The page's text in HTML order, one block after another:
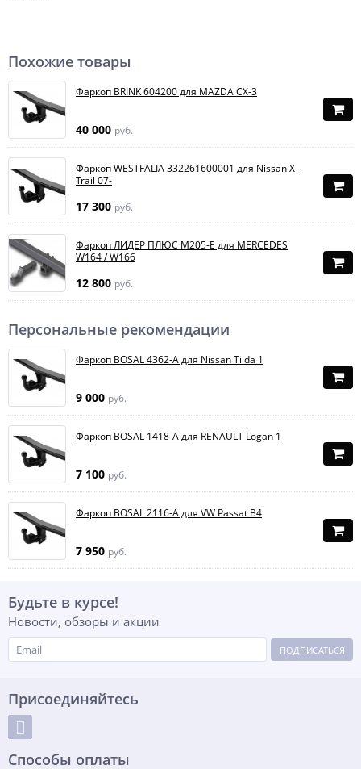
Похожие товары
Фаркоп BRINK 604200 для MAZDA CX-3
40 000 руб.
Фаркоп WESTFALIA 332261600001 для Nissan X-
Trail 07-
17 300 руб.
Фаркоп ЛИДЕР ПЛЮС M205-E для MERCEDES
W164 / W166
12 800 руб.
Персональные рекомендации
Фаркоп BOSAL 4362-A для Nissan Tiida 1
9 000 руб.
Фаркоп BOSAL 1418-A для RENAULT Logan 1
7 100 руб.
Фаркоп BOSAL 2116-A для VW Passat B4
7 950 руб.
Будьте в курсе!
Новости, обзоры и акции
ПОДПИСАТЬСЯ
Присоединяйтесь
Способы оплаты